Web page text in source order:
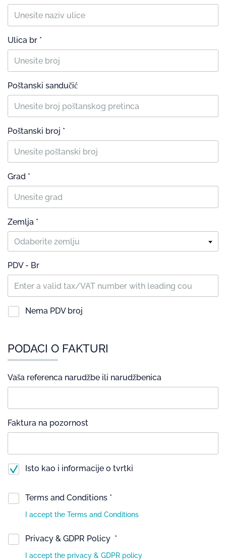
Ulica br *
Poštanski sandučić
Poštanski broj *
Grad *
Zemlja *
Odaberite zemlju
PDV - Br
Nema PDV broj
PODACI O FAKTURI
Vaša referenca narudžbe ili narudžbenica
Faktura na pozornost
Isto kao i informacije o tvrtki
Terms and Conditions *
I accept the Terms and Conditions
Privacy & GDPR Policy *
I accept the privacy & GDPR policy